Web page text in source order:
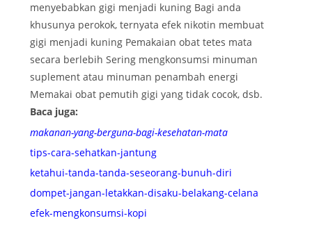
menyebabkan gigi menjadi kuning Bagi anda
khusunya perokok, ternyata efek nikotin membuat
gigi menjadi kuning Pemakaian obat tetes mata
secara berlebih Sering mengkonsumsi minuman
suplement atau minuman penambah energi
Memakai obat pemutih gigi yang tidak cocok, dsb.
Baca juga:
makanan-yang-berguna-bagi-kesehatan-mata
tips-cara-sehatkan-jantung
ketahui-tanda-tanda-seseorang-bunuh-diri
dompet-jangan-letakkan-disaku-belakang-celana
efek-mengkonsumsi-kopi